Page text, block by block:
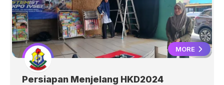
MORE
Persiapan Menjelang HKD2024